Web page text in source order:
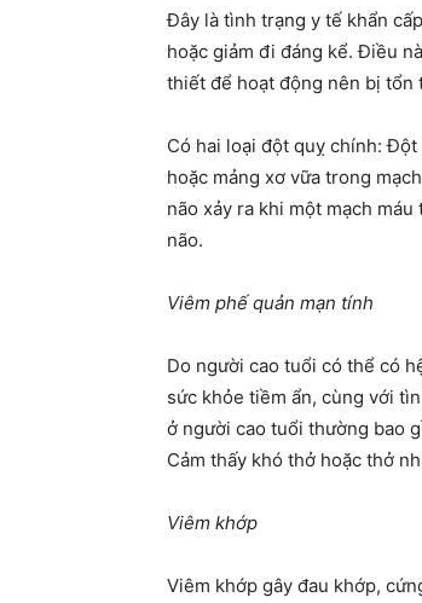
Đây là tình trạng y tế khẩn
hoặc giảm đi đáng kể. Điều
thiết để hoạt động nên bị tổn
Có hai loại đột quỵ chính:
hoặc mảng xơ vữa trong
não xảy ra khi một mạch
não.
Viêm phế quản mạn tính
Do người cao tuổi có thể có
sức khỏe tiềm ẩn, cùng với
ở người cao tuổi thường bao
Cảm thấy khó thở hoặc thở
Viêm khớp
Viêm khớp gây đau khớp,